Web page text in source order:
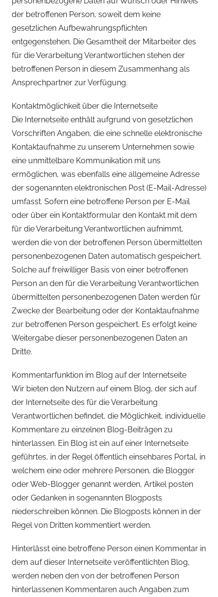
der betroffenen Person, soweit dem keine
gesetzlichen Aufbewahrungspflichten
entgegenstehen. Die Gesamtheit der Mitarbeiter des
für die Verarbeitung Verantwortlichen stehen der
betroffenen Person in diesem Zusammenhang als
Ansprechpartner zur Verfügung.
Kontaktmöglichkeit über die Internetseite
Die Internetseite enthält aufgrund von gesetzlichen
Vorschriften Angaben, die eine schnelle elektronische
Kontaktaufnahme zu unserem Unternehmen sowie
eine unmittelbare Kommunikation mit uns
ermöglichen, was ebenfalls eine allgemeine Adresse
der sogenannten elektronischen Post (E-Mail-Adresse)
umfasst. Sofern eine betroffene Person per E-Mail
oder über ein Kontaktformular den Kontakt mit dem
für die Verarbeitung Verantwortlichen aufnimmt,
werden die von der betroffenen Person übermittelten
personenbezogenen Daten automatisch gespeichert.
Solche auf freiwilliger Basis von einer betroffenen
Person an den für die Verarbeitung Verantwortlichen
übermittelten personenbezogenen Daten werden für
Zwecke der Bearbeitung oder der Kontaktaufnahme
zur betroffenen Person gespeichert. Es erfolgt keine
Weitergabe dieser personenbezogenen Daten an
Dritte.
Kommentarfunktion im Blog auf der Internetseite
Wir bieten den Nutzern auf einem Blog, der sich auf
der Internetseite des für die Verarbeitung
Verantwortlichen befindet, die Möglichkeit, individuelle
Kommentare zu einzelnen Blog-Beiträgen zu
hinterlassen. Ein Blog ist ein auf einer Internetseite
geführtes, in der Regel öffentlich einsehbares Portal, in
welchem eine oder mehrere Personen, die Blogger
oder Web-Blogger genannt werden, Artikel posten
oder Gedanken in sogenannten Blogposts
niederschreiben können. Die Blogposts können in der
Regel von Dritten kommentiert werden.
Hinterlässt eine betroffene Person einen Kommentar in
dem auf dieser Internetseite veröffentlichten Blog,
werden neben den von der betroffenen Person
hinterlassenen Kommentaren auch Angaben zum